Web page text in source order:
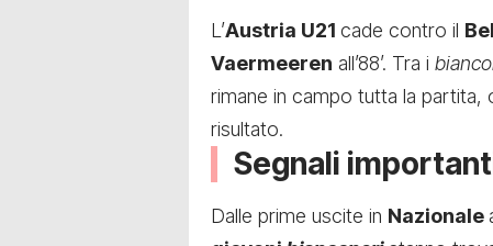
L’Austria U21 cade contro il
Vaermeeren all’88’. Tra i
rimane in campo tutta la partita,
risultato.
Segnali
Dalle prime uscite in Nazionale